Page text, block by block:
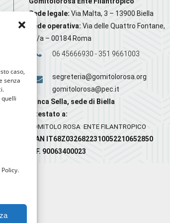
caso,
senza
Sede legale: Via Malta, 3 – 13900 Biella
Sede operativa: Via delle Quattro Fontane,
20/a – 00184 Roma
06 45666930 - 351 9661003
segreteria@gomitolorosa.org
gomitolorosa@pec.it
Banca Sella, sede di Biella
Intestato a:
GOMITOLO ROSA ENTE FILANTROPICO
IBAN IT68Z0326822310052210652850
C.F. 90063400023